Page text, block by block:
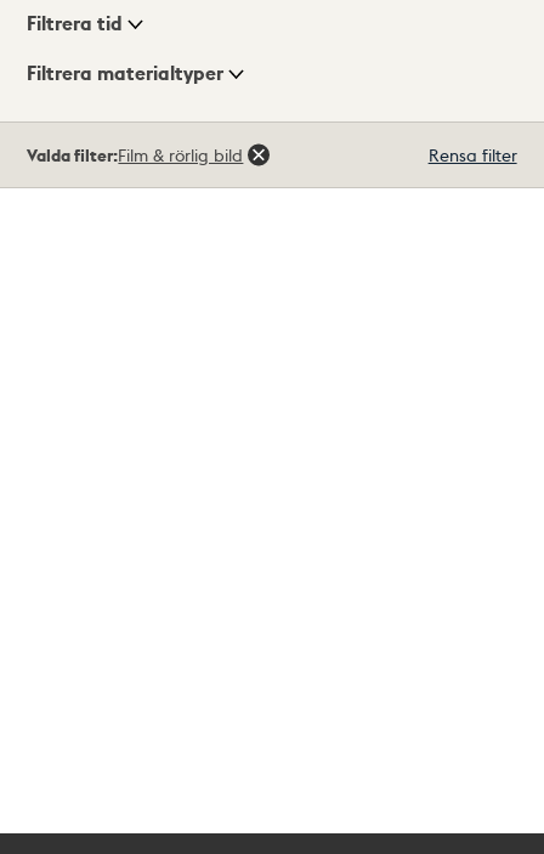
Visningsläge
Filtrera tid
Filtrera materialtyper
träffar
Valda filter:Film & rörlig bild Rensa filter